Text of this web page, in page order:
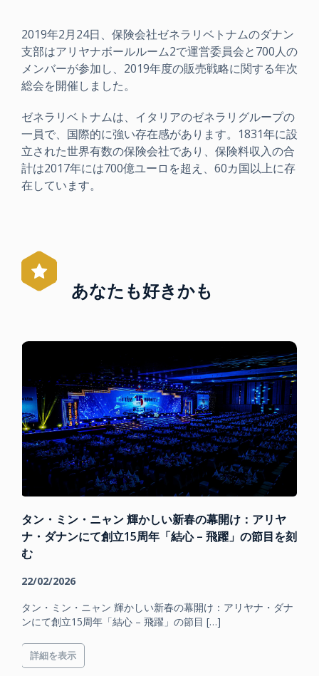
2019年2月24日、保険会社ゼネラリベトナムのダナン
支部はアリヤナボールルーム2で運営委員会と700人の
メンバーが参加し、2019年度の販売戦略に関する年次
総会を開催しました。
ゼネラリベトナムは、イタリアのゼネラリグループの
一員で、国際的に強い存在感があります。1831年に設
立された世界有数の保険会社であり、保険料収入の合
計は2017年には700億ユーロを超え、60カ国以上に存
在しています。
あなたも好きかも
タン・ミン・ニャン 輝かしい新春の幕開け：アリヤ
ナ・ダナンにて創立15周年「結心 – 飛躍」の節目を刻
む
22/02/2026
タン・ミン・ニャン 輝かしい新春の幕開け：アリヤナ・ダナ
ンにて創立15周年「結心 – 飛躍」の節目 […]
詳細を表示